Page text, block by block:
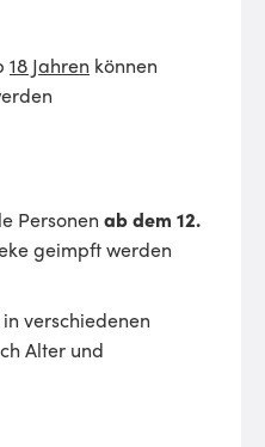
18 Jahren können
Personen ab dem 12.
geimpft werden
verschiedenen
Alter und